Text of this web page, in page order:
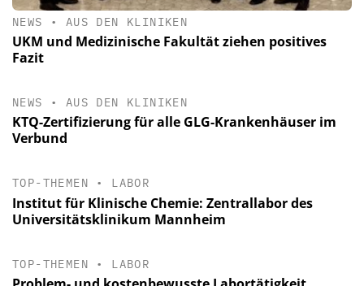
NEWS • AUS DEN KLINIKEN
UKM und Medizinische Fakultät ziehen positives
Fazit
NEWS • AUS DEN KLINIKEN
KTQ-Zertifizierung für alle GLG-Krankenhäuser im
Verbund
TOP-THEMEN • LABOR
Institut für Klinische Chemie: Zentrallabor des
Universitätsklinikum Mannheim
TOP-THEMEN • LABOR